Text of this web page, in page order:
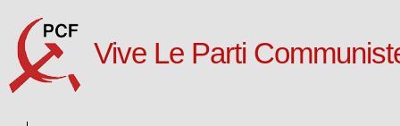
Vive Le Parti